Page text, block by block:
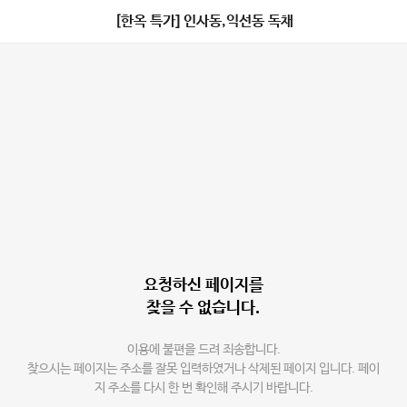
[한옥 특가] 인사동,익선동 독채
요청하신 페이지를
찾을 수 없습니다.
이용에 불편을 드려 죄송합니다.
찾으시는 페이지는 주소를 잘못 입력하였거나 삭제된 페이지 입니다. 페이
지 주소를 다시 한 번 확인해 주시기 바랍니다.